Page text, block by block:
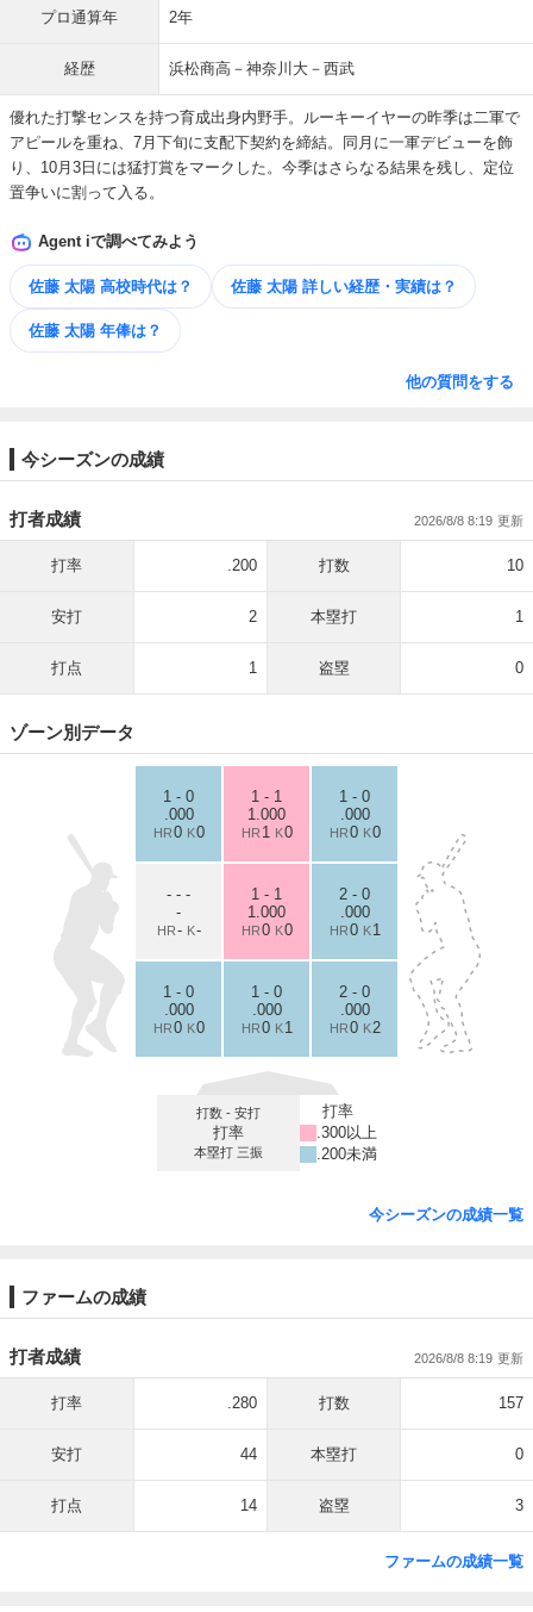
プロ通算年 2年
経歴 浜松商高－神奈川大－西武
優れた打撃センスを持つ育成出身内野手。ルーキーイヤーの昨季は二軍で
アピールを重ね、7月下旬に支配下契約を締結。同月に一軍デビューを飾
り、10月3日には猛打賞をマークした。今季はさらなる結果を残し、定位
置争いに割って入る。
Agent iで調べてみよう
佐藤 太陽 高校時代は？ 佐藤 太陽 詳しい​経歴・​実績は？
佐藤 太陽 年俸は？
他の質問をする
今シーズンの成績
打者成績 2026/8/8 8:19
打率 .200 打数 10
安打 2 本塁打 1
打点 1 盗塁 0
ゾーン別データ
1 - 0
.000
HR0 K0
1 - 1
1.000
HR 1 K0
1 - 0
.000
HR0 K0
- - -
-
HR- K-
1 - 1
1.000
HR0 K0
2 - 0
.000
HR0 K 1
1 - 0
.000
HR0 K0
1 - 0
.000
HR0 K 1
2 - 0
.000
HR0 K 2
打数 - 安打
打率
本塁打 三振
打率
.300以上
.200未満
今シーズンの成績一覧
ファームの成績
打者成績 2026/8/8 8:19
打率 .280 打数 157
安打 44 本塁打 0
打点 14 盗塁 3
ファームの成績一覧